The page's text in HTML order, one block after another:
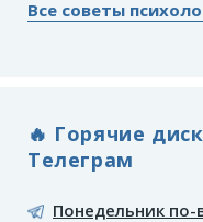
Все советы
🔥 Горячие
Телеграм
Понедельник по-